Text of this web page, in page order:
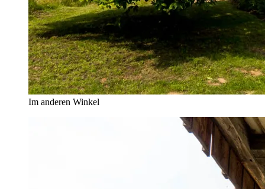
Im anderen Winkel